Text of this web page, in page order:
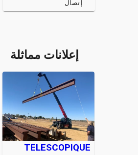
إتصال
إعلانات مماثلة
TELESCOPIQUE